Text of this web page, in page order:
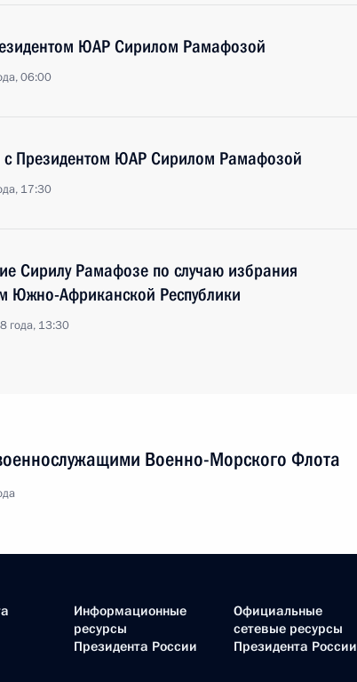
ЮАР Сирилом Рамафозой
06:00
с Президентом ЮАР Сирилом Рамафозой
17:30
Сирилу Рамафозе по случаю избрания
Южно-Африканской Республики
года, 13:30
Военно-Морского Флота
Информационные
ресурсы
Президента России
Официальные
сетевые ресурсы
Президента России